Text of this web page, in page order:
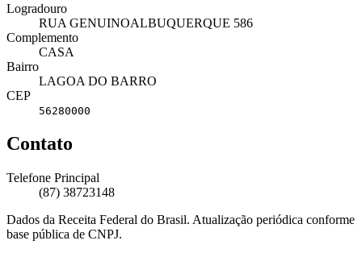
Logradouro
RUA GENUINOALBUQUERQUE 586
Complemento
CASA
Bairro
LAGOA DO BARRO
CEP
56280000
Contato
Telefone Principal
(87) 38723148
Dados da Receita Federal do Brasil. Atualização periódica conforme
base pública de CNPJ.